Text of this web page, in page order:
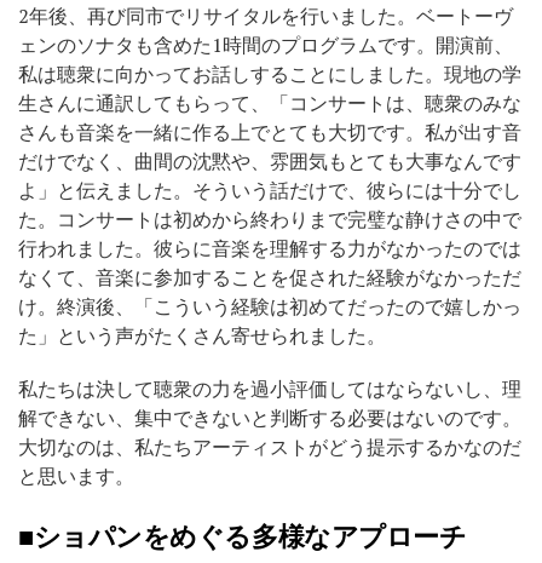
2年後、再び同市でリサイタルを行いました。ベートーヴ
ェンのソナタも含めた1時間のプログラムです。開演前、
私は聴衆に向かってお話しすることにしました。現地の学
生さんに通訳してもらって、「コンサートは、聴衆のみな
さんも音楽を一緒に作る上でとても大切です。私が出す音
だけでなく、曲間の沈黙や、雰囲気もとても大事なんです
よ」と伝えました。そういう話だけで、彼らには十分でし
た。コンサートは初めから終わりまで完璧な静けさの中で
行われました。彼らに音楽を理解する力がなかったのでは
なくて、音楽に参加することを促された経験がなかっただ
け。終演後、「こういう経験は初めてだったので嬉しかっ
た」という声がたくさん寄せられました。
私たちは決して聴衆の力を過小評価してはならないし、理
解できない、集中できないと判断する必要はないのです。
大切なのは、私たちアーティストがどう提示するかなのだ
と思います。
■ショパンをめぐる多様なアプローチ